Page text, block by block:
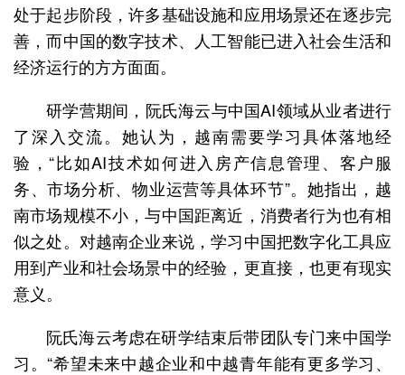
处于起步阶段，许多基础设施和应用场景还在逐步完
善，而中国的数字技术、人工智能已进入社会生活和
经济运行的方方面面。
研学营期间，阮氏海云与中国AI领域从业者进行
了深入交流。她认为，越南需要学习具体落地经
验，“比如AI技术如何进入房产信息管理、客户服
务、市场分析、物业运营等具体环节”。她指出，越
南市场规模不小，与中国距离近，消费者行为也有相
似之处。对越南企业来说，学习中国把数字化工具应
用到产业和社会场景中的经验，更直接，也更有现实
意义。
阮氏海云考虑在研学结束后带团队专门来中国学
习。“希望未来中越企业和中越青年能有更多学习、